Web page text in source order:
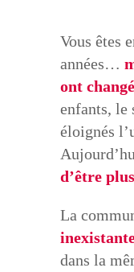
Vous êtes
années…
ont
enfants, le
éloignés
d’être plus
​La
dans la